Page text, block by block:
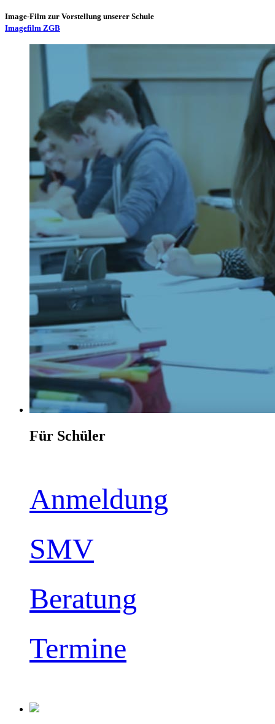
Image-Film zur Vorstellung unserer Schule
Imagefilm ZGB
Für Schüler
Anmeldung
SMV
Beratung
Termine